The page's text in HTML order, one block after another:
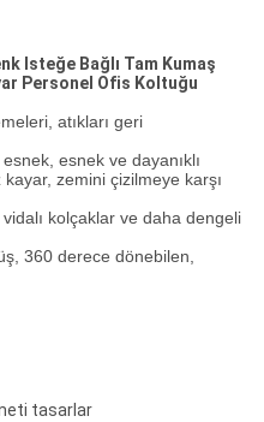
Isteğe Bağlı Tam Kumaş
Personel Ofis Koltuğu
atıkları geri
esnek ve dayanıklı
zemini çizilmeye karşı
vidalı kolçaklar ve daha dengeli
360 derece dönebilen,
tasarlar